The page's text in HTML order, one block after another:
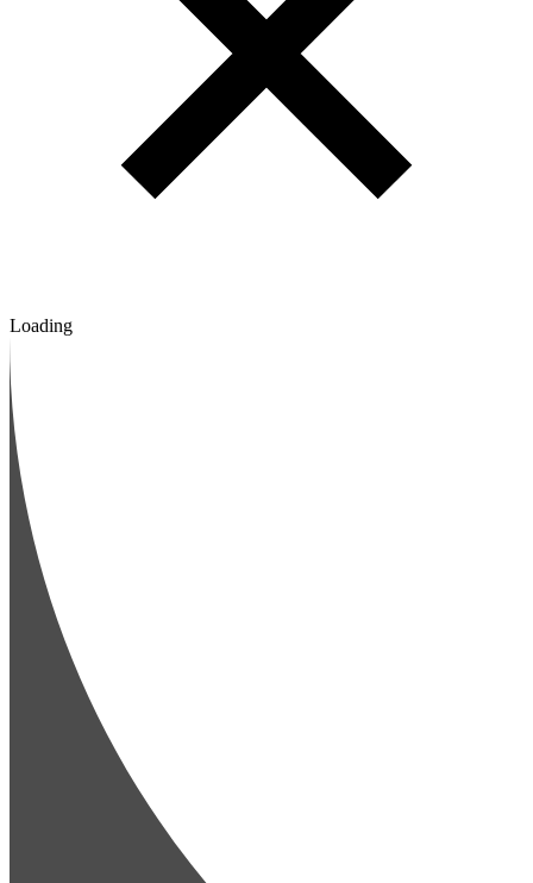
Loading